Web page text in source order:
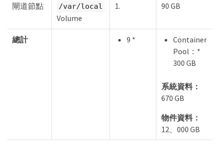
閘道節點 /var/local
Volume
1. 90 GB
總計 9 *
Container
Pool：*
300 GB
系統資料：
670 GB
物件資料：
12、000 GB